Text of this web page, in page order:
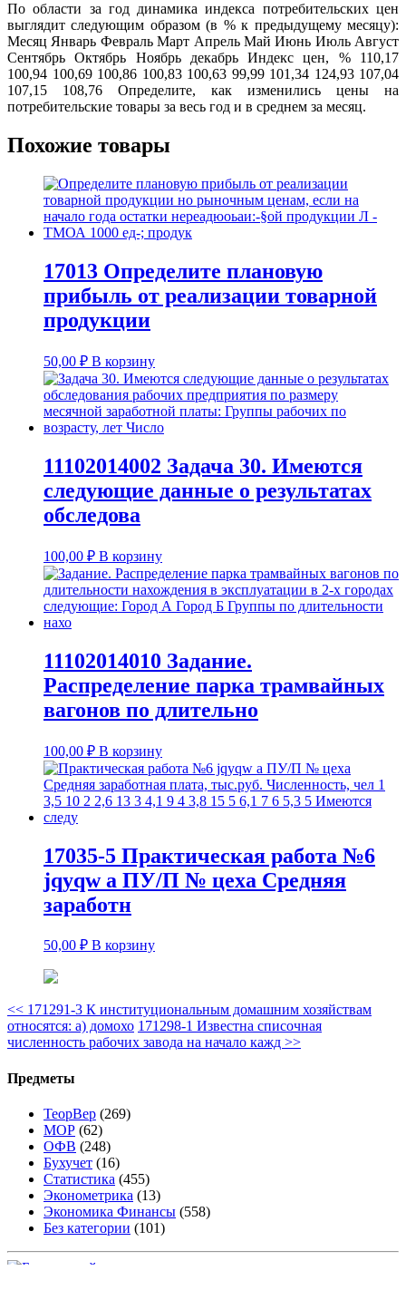
По области за год динамика индекса потребительских цен
выглядит следующим образом (в % к предыдущему месяцу):
Месяц Январь Февраль Март Апрель Май Июнь Июль Август
Сентябрь Октябрь Ноябрь декабрь Индекс цен, % 110,17
100,94 100,69 100,86 100,83 100,63 99,99 101,34 124,93 107,04
107,15 108,76 Определите, как изменились цены на
потребительские товары за весь год и в среднем за месяц.
Похожие товары
17013 Определите плановую
прибыль от реализации товарной
продукции
50,00 ₽ В корзину
11102014002 Задача 30. Имеются
следующие данные о результатах
обследова
100,00 ₽ В корзину
11102014010 Задание.
Распределение парка трамвайных
вагонов по длительно
100,00 ₽ В корзину
17035-5 Практическая работа №6
jqyqw а ПУ/П № цеха Средняя
заработн
50,00 ₽ В корзину
<< 171291-3 К институциональным домашним хозяйствам
относятся: а) домохо 171298-1 Известна списочная
численность рабочих завода на начало кажд >>
Предметы
ТеорВер (269)
МОР (62)
ОФВ (248)
Бухучет (16)
Статистика (455)
Эконометрика (13)
Экономика Финансы (558)
Без категории (101)